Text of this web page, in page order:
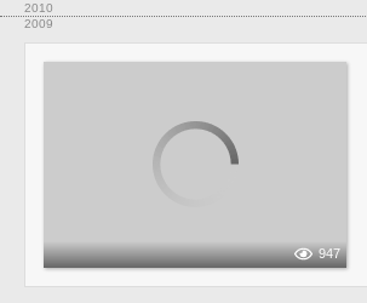
2010
2009
947